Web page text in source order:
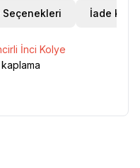
Seçenekleri İade
İnci Kolye